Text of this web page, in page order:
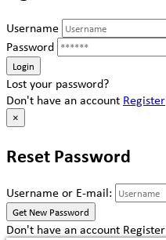
Username
Password
Lost your password?
Don't have an account Register
×
Reset Password
Username or E-mail:
Don't have an account Register